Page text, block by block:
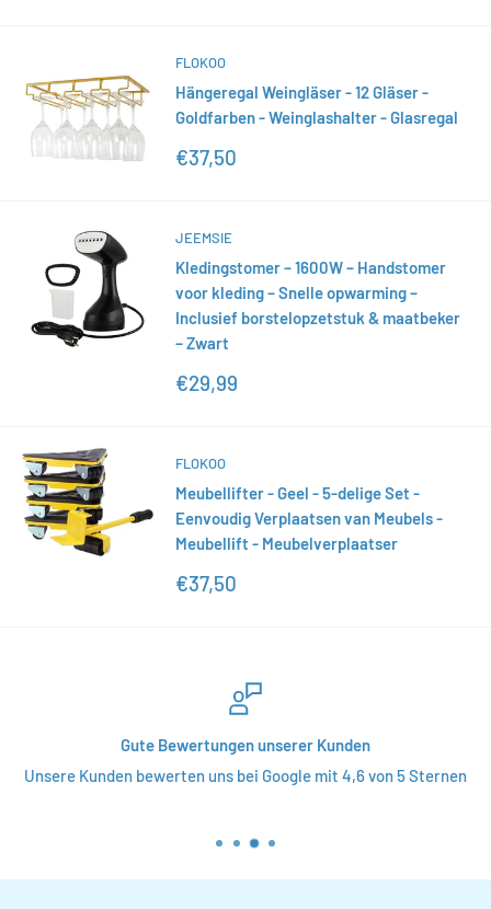
FLOKOO
Hängeregal Weingläser - 12 Gläser -
Goldfarben - Weinglashalter - Glasregal
Sonderpreis
€37,50
JEEMSIE
Kledingstomer – 1600W – Handstomer
voor kleding – Snelle opwarming –
Inclusief borstelopzetstuk & maatbeker
– Zwart
Sonderpreis
€29,99
FLOKOO
Meubellifter - Geel - 5-delige Set -
Eenvoudig Verplaatsen van Meubels -
Meubellift - Meubelverplaatser
Sonderpreis
€37,50
Sichere Online-Zahlung
Bezahlen Sie sicher und kostenlos per iDEAL oder